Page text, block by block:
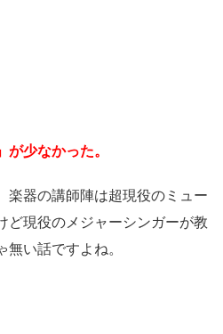
少なかった。
楽器の講師陣は超現役のミュー
ど現役のメジャーシンガーが教
い話ですよね。